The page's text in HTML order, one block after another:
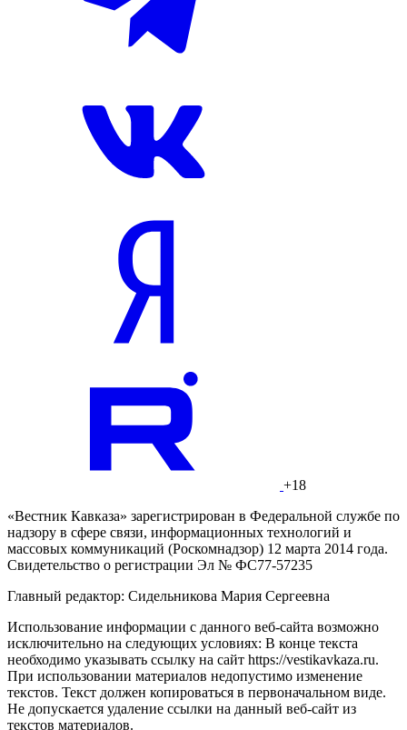
+18
«Вестник Кавказа» зарегистрирован в Федеральной службе по
надзору в сфере связи, информационных технологий и
массовых коммуникаций (Роскомнадзор) 12 марта 2014 года.
Свидетельство о регистрации Эл № ФС77-57235
Главный редактор: Сидельникова Мария Сергеевна
Использование информации с данного веб-сайта возможно
исключительно на следующих условиях: В конце текста
необходимо указывать ссылку на сайт https://vestikavkaza.ru.
При использовании материалов недопустимо изменение
текстов. Текст должен копироваться в первоначальном виде.
Не допускается удаление ссылки на данный веб-сайт из
текстов материалов.